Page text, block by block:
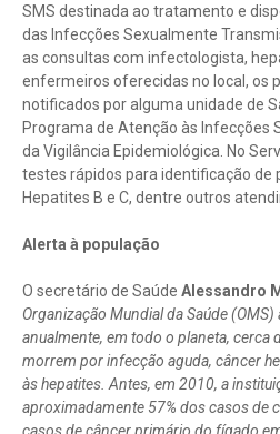
SMS destinada ao tratamento e
das Infecções Sexualmente
as consultas com infectologista,
enfermeiros oferecidas no local, os
notificados por alguma unidade de
Programa de Atenção às Infecções
da Vigilância Epidemiológica. No
testes rápidos para identificação de
Hepatites B e C, dentre outros
Alerta à população
O secretário de Saúde Alessandro
Organização Mundial da Saúde
anualmente, em todo o planeta, cerca
morrem por infecção aguda, câncer
às hepatites. Antes, em 2010, a
aproximadamente 57% dos casos de